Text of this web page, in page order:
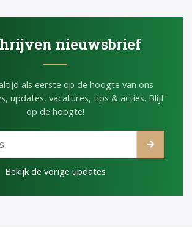
nieuwsbrief
als eerste op de hoogte van ons
updates, vacatures, tips & acties. Blijf
op de hoogte!
Bekijk de vorige updates